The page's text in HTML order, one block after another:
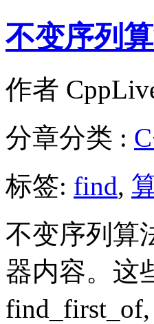
不变序列
作者
分章分类 :
标签: find,
不变序列算
器内容。这
find_first_of,